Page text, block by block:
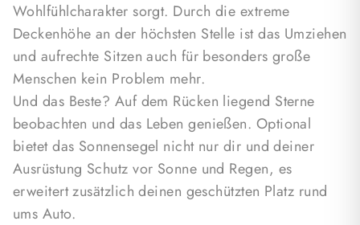
Wohlfühlcharakter sorgt. Durch die extreme
Deckenhöhe an der höchsten Stelle ist das Umziehen
und aufrechte Sitzen auch für besonders große
Menschen kein Problem mehr.
Und das Beste? Auf dem Rücken liegend Sterne
beobachten und das Leben genießen. Optional
bietet das Sonnensegel nicht nur dir und deiner
Ausrüstung Schutz vor Sonne und Regen, es
erweitert zusätzlich deinen geschützten Platz rund
ums Auto.